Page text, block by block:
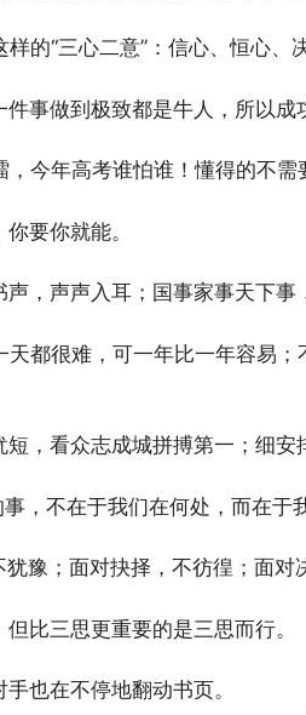
的“三心二意”：信心、恒心、
事做到极致都是牛人，所以成
今年高考谁怕谁！懂得的不需
要你就能。
，声声入耳；国事家事天下事
都很难，可一年比一年容易
，看众志成城拼搏第一；细安
，不在于我们在何处，而在于
豫；面对抉择，不彷徨；面对
比三思更重要的是三思而行。
也在不停地翻动书页。